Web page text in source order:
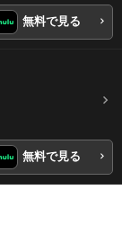
無料で見る
無料で見る